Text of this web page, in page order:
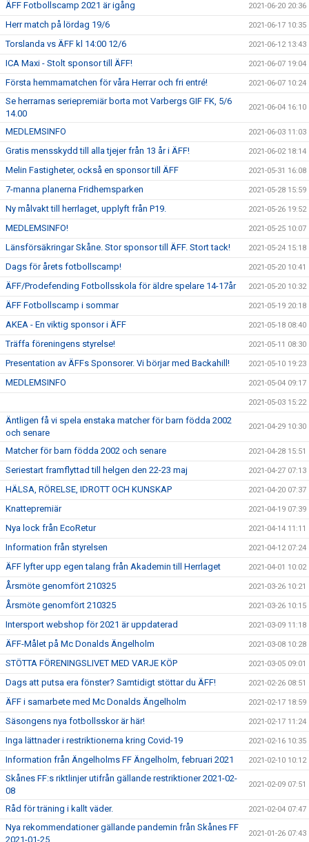
ÄFF Fotbollscamp 2021 är igång 2021-06-20 20:36
Herr match på lördag 19/6 2021-06-17 10:35
Torslanda vs ÄFF kl 14:00 12/6 2021-06-12 13:43
ICA Maxi - Stolt sponsor till ÄFF! 2021-06-07 19:04
Första hemmamatchen för våra Herrar och fri entré! 2021-06-07 10:24
Se herrarnas seriepremiär borta mot Varbergs GIF FK, 5/6
14.00
2021-06-04 16:10
MEDLEMSINFO 2021-06-03 11:03
Gratis mensskydd till alla tjejer från 13 år i ÄFF! 2021-06-02 18:14
Melin Fastigheter, också en sponsor till ÄFF 2021-05-31 16:08
7-manna planerna Fridhemsparken 2021-05-28 15:59
Ny målvakt till herrlaget, upplyft från P19. 2021-05-26 19:52
MEDLEMSINFO! 2021-05-25 10:07
Länsförsäkringar Skåne. Stor sponsor till ÄFF. Stort tack! 2021-05-24 15:18
Dags för årets fotbollscamp! 2021-05-20 10:41
ÄFF/Prodefending Fotbollsskola för äldre spelare 14-17år 2021-05-20 10:32
ÄFF Fotbollscamp i sommar 2021-05-19 20:18
AKEA - En viktig sponsor i ÄFF 2021-05-18 08:40
Träffa föreningens styrelse! 2021-05-11 08:30
Presentation av ÄFFs Sponsorer. Vi börjar med Backahill! 2021-05-10 19:23
MEDLEMSINFO 2021-05-04 09:17
2021-05-03 15:22
Äntligen få vi spela enstaka matcher för barn födda 2002
och senare
2021-04-29 10:30
Matcher för barn födda 2002 och senare 2021-04-28 15:51
Seriestart framflyttad till helgen den 22-23 maj 2021-04-27 07:13
HÄLSA, RÖRELSE, IDROTT OCH KUNSKAP 2021-04-20 07:37
Knattepremiär 2021-04-19 07:39
Nya lock från EcoRetur 2021-04-14 11:11
Information från styrelsen 2021-04-12 07:24
ÄFF lyfter upp egen talang från Akademin till Herrlaget 2021-04-01 10:02
Årsmöte genomfört 210325 2021-03-26 10:21
Årsmöte genomfört 210325 2021-03-26 10:15
Intersport webshop för 2021 är uppdaterad 2021-03-09 11:18
ÄFF-Målet på Mc Donalds Ängelholm 2021-03-08 10:28
STÖTTA FÖRENINGSLIVET MED VARJE KÖP 2021-03-05 09:01
Dags att putsa era fönster? Samtidigt stöttar du ÄFF! 2021-02-26 08:51
ÄFF i samarbete med Mc Donalds Ängelholm 2021-02-17 18:59
Säsongens nya fotbollsskor är här! 2021-02-17 11:24
Inga lättnader i restriktionerna kring Covid-19 2021-02-16 10:35
Information från Ängelholms FF Ängelholm, februari 2021 2021-02-10 10:12
Skånes FF:s riktlinjer utifrån gällande restriktioner 2021-02-
08
2021-02-09 07:51
Råd för träning i kallt väder. 2021-02-04 07:47
Nya rekommendationer gällande pandemin från Skånes FF
2021-01-25
2021-01-26 07:43